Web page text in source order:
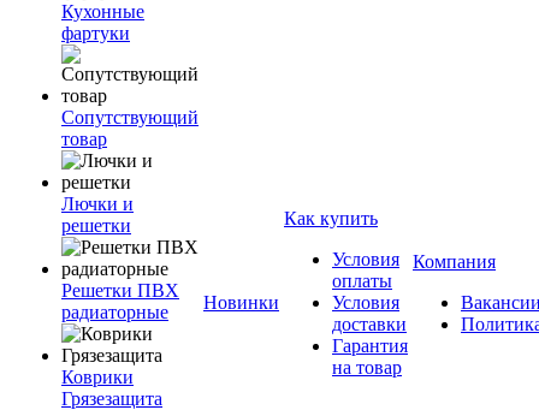
Кухонные
фартуки
Сопутствующий
товар
Лючки и
решетки
Решетки ПВХ
радиаторные
Коврики
Грязезащита
Новинки
Как купить
Условия
оплаты
Условия
доставки
Гарантия
на товар
Компания